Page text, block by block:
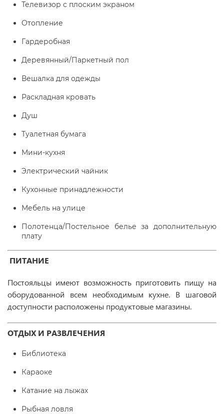
Телевизор с плоским экраном
Отопление
Гардеробная
Деревянный/Паркетный пол
Вешалка для одежды
Раскладная кровать
Душ
Туалетная бумага
Мини-кухня
Электрический чайник
Кухонные принадлежности
Мебель на улице
Полотенца/Постельное белье за дополнительную
плату
ПИТАНИЕ
Постояльцы имеют возможность приготовить пищу на
оборудованной всем необходимым кухне. В шаговой
доступности расположены продуктовые магазины.
ОТДЫХ И РАЗВЛЕЧЕНИЯ
Библиотека
Караоке
Катание на лыжах
Рыбная ловля